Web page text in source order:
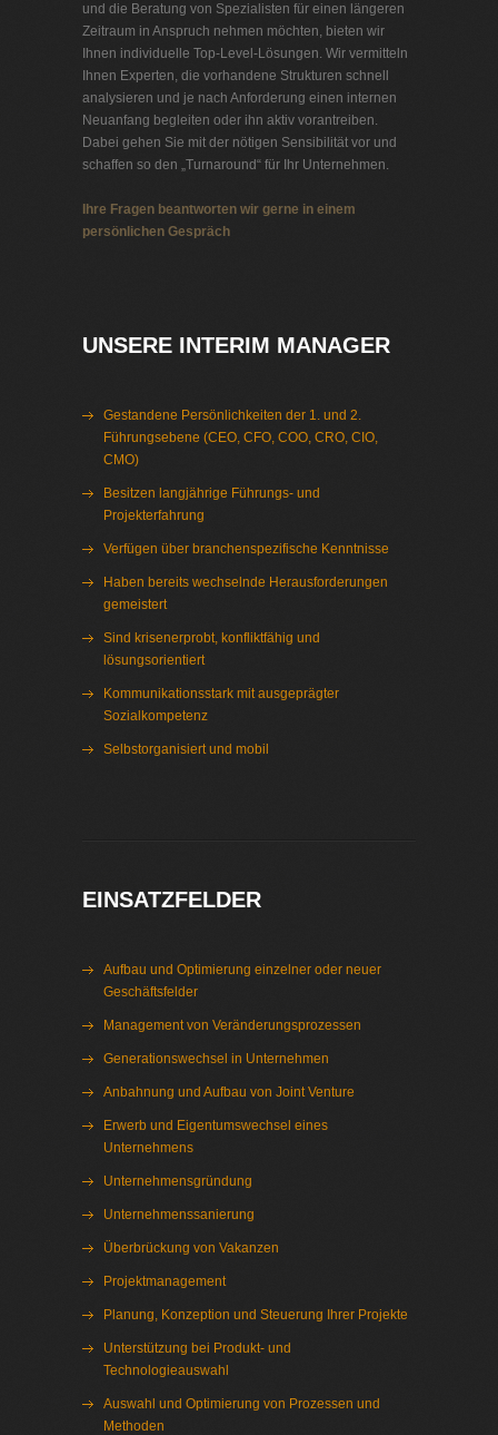
und die Beratung von Spezialisten für einen längeren
Zeitraum in Anspruch nehmen möchten, bieten wir
Ihnen individuelle Top-Level-Lösungen. Wir vermitteln
Ihnen Experten, die vorhandene Strukturen schnell
analysieren und je nach Anforderung einen internen
Neuanfang begleiten oder ihn aktiv vorantreiben.
Dabei gehen Sie mit der nötigen Sensibilität vor und
schaffen so den „Turnaround“ für Ihr Unternehmen.
Ihre Fragen beantworten wir gerne in einem
persönlichen Gespräch
UNSERE INTERIM MANAGER
Gestandene Persönlichkeiten der 1. und 2.
Führungsebene (CEO, CFO, COO, CRO, CIO,
CMO)
Besitzen langjährige Führungs- und
Projekterfahrung
Verfügen über branchenspezifische Kenntnisse
Haben bereits wechselnde Herausforderungen
gemeistert
Sind krisenerprobt, konfliktfähig und
lösungsorientiert
Kommunikationsstark mit ausgeprägter
Sozialkompetenz
Selbstorganisiert und mobil
EINSATZFELDER
Aufbau und Optimierung einzelner oder neuer
Geschäftsfelder
Management von Veränderungsprozessen
Generationswechsel in Unternehmen
Anbahnung und Aufbau von Joint Venture
Erwerb und Eigentumswechsel eines
Unternehmens
Unternehmensgründung
Unternehmenssanierung
Überbrückung von Vakanzen
Projektmanagement
Planung, Konzeption und Steuerung Ihrer Projekte
Unterstützung bei Produkt- und
Technologieauswahl
Auswahl und Optimierung von Prozessen und
Methoden